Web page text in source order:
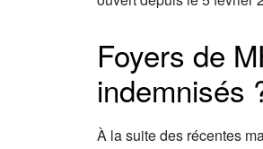
Foyers de
indemnisés
À la suite des récentes